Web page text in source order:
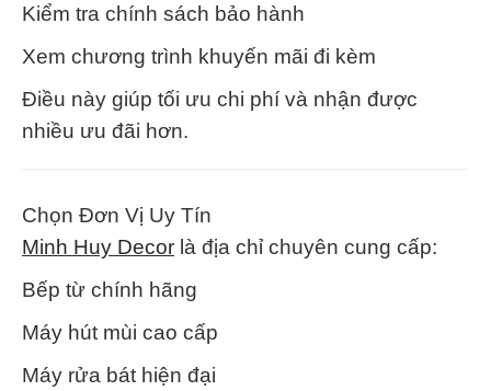
Kiểm tra chính sách bảo hành
Xem chương trình khuyến mãi đi kèm
Điều này giúp tối ưu chi phí và nhận được
nhiều ưu đãi hơn.
Chọn Đơn Vị Uy Tín
Minh Huy Decor là địa chỉ chuyên cung cấp:
Bếp từ chính hãng
Máy hút mùi cao cấp
Máy rửa bát hiện đại